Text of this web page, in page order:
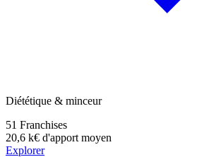
Diététique & minceur
51 Franchises
20,6 k€ d'apport moyen
Explorer